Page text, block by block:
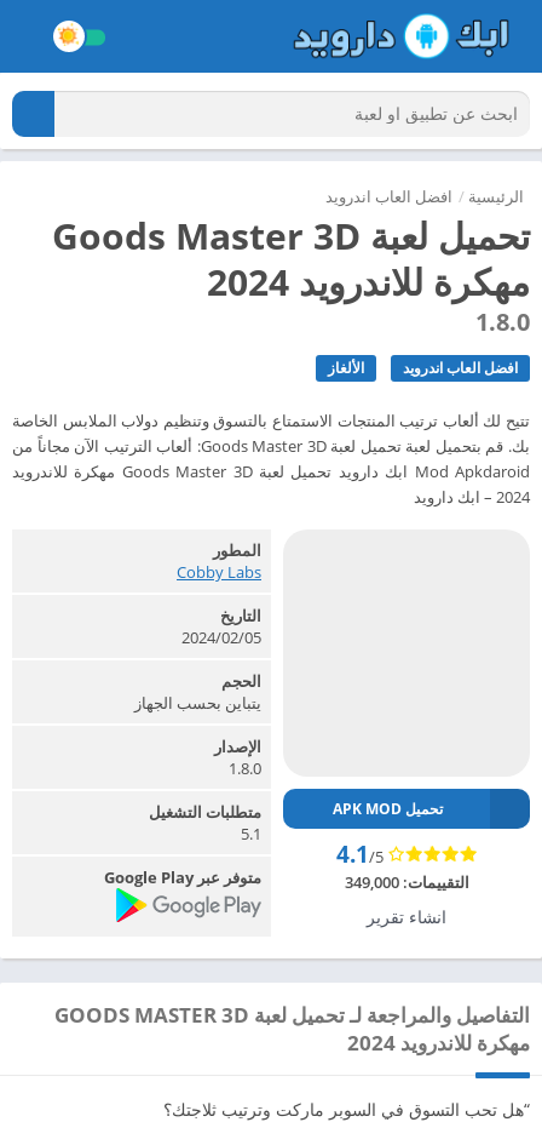
الرئيسية / افضل العاب اندرويد
تحميل لعبة Goods Master 3D
مهكرة للاندرويد 2024
1.8.0
افضل العاب اندرويد الألغاز
تتيح لك ألعاب ترتيب المنتجات الاستمتاع بالتسوق وتنظيم دولاب الملابس الخاصة
بك. قم بتحميل لعبة تحميل لعبة Goods Master 3D: ألعاب الترتيب الآن مجاناً من
Mod Apkdaroid ابك دارويد تحميل لعبة Goods Master 3D مهكرة للاندرويد
2024 – ابك دارويد
تحميل APK MOD
4.1/5
التقييمات:349,000
انشاء تقرير
المطور
Cobby Labs‏
التاريخ
2024/02/05
الحجم
يتباين بحسب الجهاز
الإصدار
1.8.0
متطلبات التشغيل
5.1
متوفر عبر Google Play
التفاصيل والمراجعة لـ تحميل لعبة GOODS MASTER 3D
مهكرة للاندرويد 2024
“هل تحب التسوق في السوبر ماركت وترتيب ثلاجتك؟